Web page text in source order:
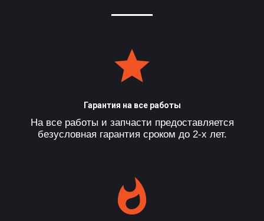
Гарантия на все работы
На все работы и запчасти предоставляется
безусловная гарантия сроком до 2-х лет.